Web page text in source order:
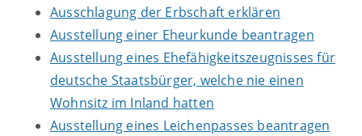
Ausschlagung der Erbschaft erklären
Ausstellung einer Eheurkunde beantragen
Ausstellung eines Ehefähigkeitszeugnisses für
deutsche Staatsbürger, welche nie einen
Wohnsitz im Inland hatten
Ausstellung eines Leichenpasses beantragen